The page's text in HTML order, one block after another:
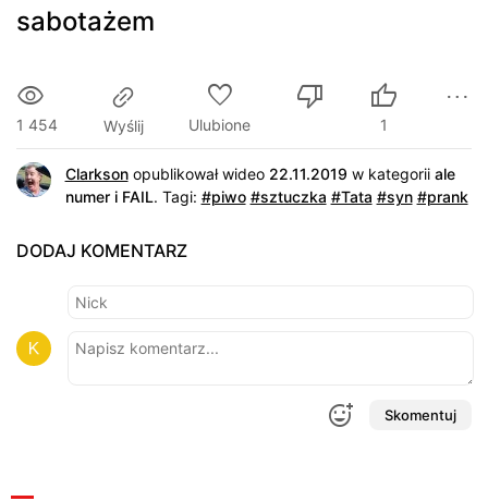
sabotażem
1 454 Wyślij Ulubione 1
Clarksonopublikował wideo 22.11.2019 w kategorii ale
numer i FAIL. Tagi: #piwo #sztuczka #Tata #syn #prank
DODAJ KOMENTARZ
Skomentuj